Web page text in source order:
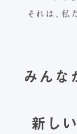
みんな
新し